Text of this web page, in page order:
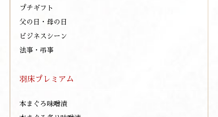
プチギフト
父の日・母の日
ビジネスシーン
法事・弔事
羽床プレミアム
本まぐろ味噌漬